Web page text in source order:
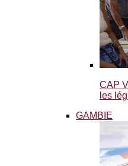
CAP
les
GAMBIE